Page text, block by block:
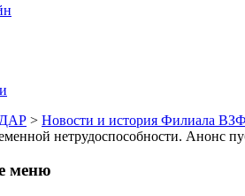
> Новости и история Филиала
нетрудоспособности. Анонс
меню